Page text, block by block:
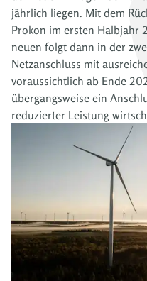
jährlich liegen. Mit dem
Prokon im ersten Halbjahr
neuen folgt dann in der
Netzanschluss mit
voraussichtlich ab Ende
übergangsweise ein
reduzierter Leistung